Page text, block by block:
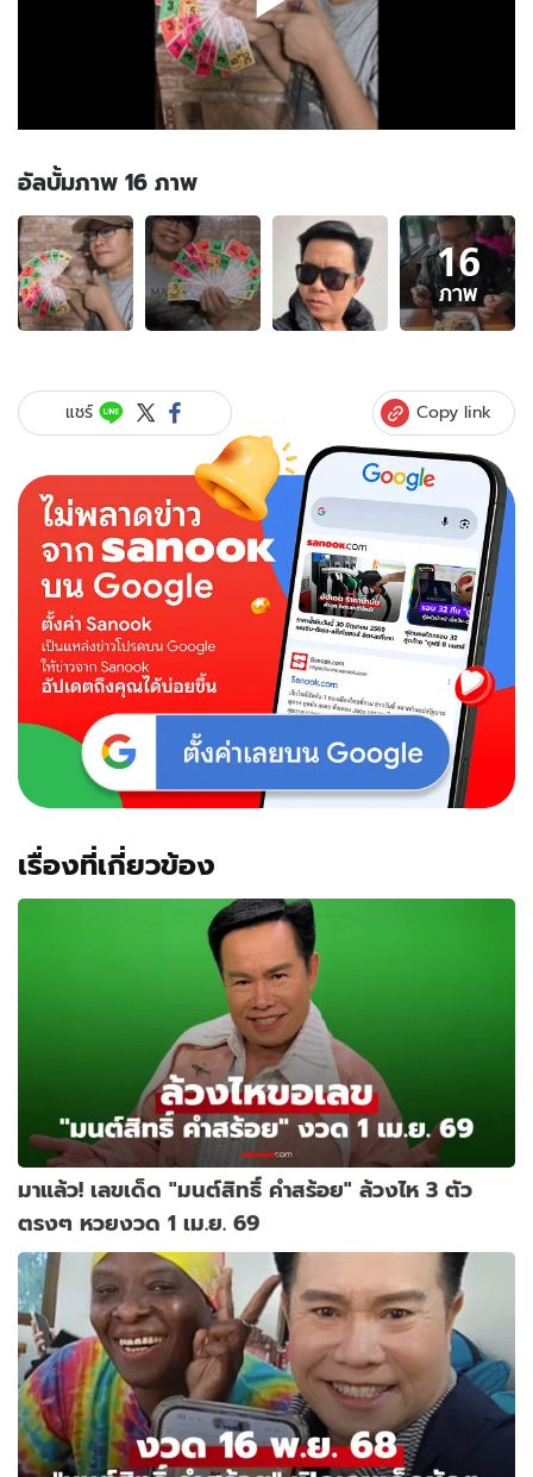
อัลบั้มภาพ 16 ภาพ
อัลบั้ม
ภาพ
16
ภาพ
ของ
เลข
เด็ด
สิทธิ์"
ดัก
ทาง
มิจฉาชีพ
งวด
หรอก
16
ภาพ
แชร์ Copy link
เรื่องที่เกี่ยวข้อง
มาแล้ว! เลขเด็ด "มนต์สิทธิ์ คำสร้อย" ล้วงไห 3 ตัว
ตรงๆ หวยงวด 1 เม.ย. 69